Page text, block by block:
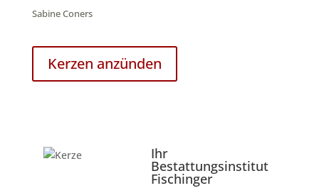
Sabine Coners
Kerzen anzünden
Ihr
Bestattungsinstitut
Fischinger